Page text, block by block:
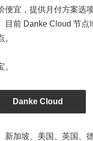
便宜，提供月付方案选
目前 Danke Cloud 节点
Danke Cloud
新加坡、美国、英国、